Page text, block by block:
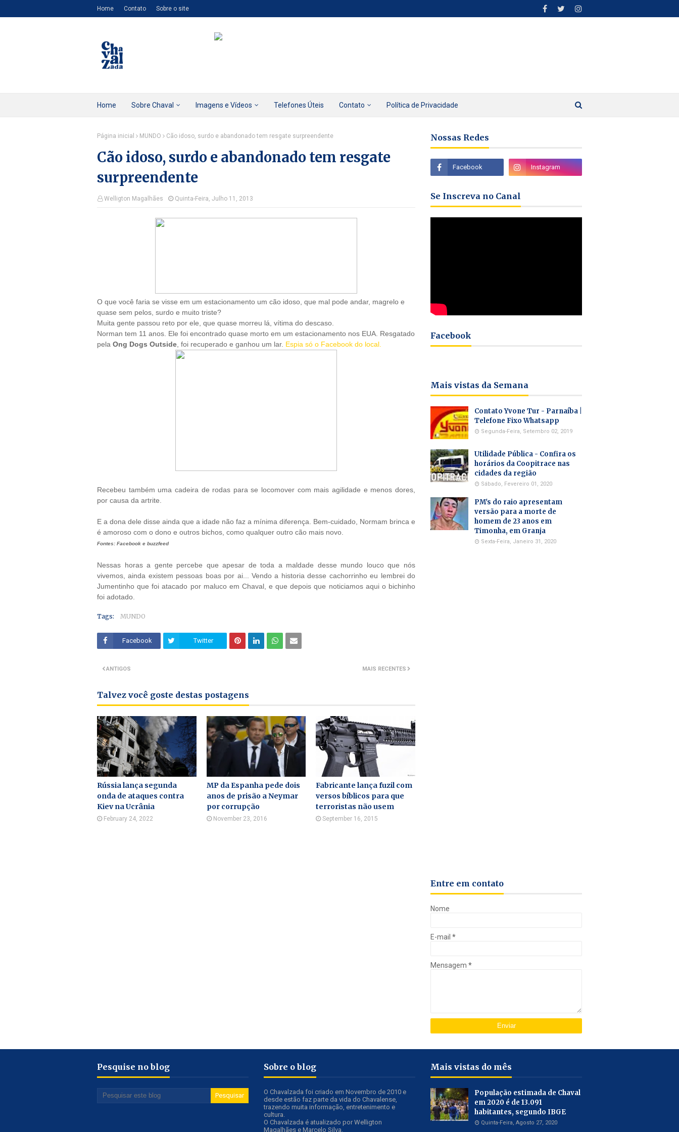
Home Contato Sobre o site
Home Sobre Chaval Imagens e Vídeos Telefones Úteis Contato Política de Privacidade
Página inicial MUNDO Cão idoso, surdo e abandonado tem resgate surpreendente
Cão idoso, surdo e abandonado tem resgate
surpreendente
Welligton Magalhães Quinta-Feira, Julho 11, 2013
O que você faria se visse em um estacionamento um cão idoso, que mal pode andar, magrelo e
quase sem pelos, surdo e muito triste?
Muita gente passou reto por ele, que quase morreu lá, vítima do descaso.
Norman tem 11 anos. Ele foi encontrado quase morto em um estacionamento nos EUA. Resgatado
pela Ong Dogs Outside , foi recuperado e ganhou um lar. Espia só o Facebook do local.
Recebeu também uma cadeira de rodas para se locomover com mais agilidade e menos dores,
por causa da artrite.
E a dona dele disse ainda que a idade não faz a mínima diferença. Bem-cuidado, Normam brinca e
é amoroso com o dono e outros bichos, como qualquer outro cão mais novo.
Fontes: Facebook e buzzfeed
Nessas horas a gente percebe que apesar de toda a maldade desse mundo louco que nós
vivemos, ainda existem pessoas boas por ai... Vendo a historia desse cachorrinho eu lembrei do
Jumentinho que foi atacado por maluco em Chaval, e que depois que noticiamos aqui o bichinho
foi adotado.
Tags: MUNDO
Facebook Twitter
MAIS RECENTES
ANTIGOS
Talvez você goste destas postagens
Rússia lança segunda
onda de ataques contra
Kiev na Ucrânia
February 24, 2022
MP da Espanha pede dois
anos de prisão a Neymar
por corrupção
November 23, 2016
Fabricante lança fuzil com
versos bíblicos para que
terroristas não usem
September 16, 2015
Nossas Redes
Se Inscreva no Canal
Facebook
Mais vistas da Semana
Contato Yvone Tur - Parnaíba |
Telefone Fixo Whatsapp
Segunda-Feira, Setembro 02, 2019
Utilidade Pública - Confira os
horários da Coopitrace nas
cidades da região
Sábado, Fevereiro 01, 2020
PM's do raio apresentam
versão para a morte de
homem de 23 anos em
Timonha, em Granja
Sexta-Feira, Janeiro 31, 2020
Entre em contato
Nome
E-mail *
Mensagem *
Pesquise no blog Sobre o blog
O Chavalzada foi criado em Novembro de 2010 e
desde estão faz parte da vida do Chavalense,
trazendo muita informação, entretenimento e
cultura.
O Chavalzada é atualizado por Welligton
Magalhães e Marcelo Silva.
Mais vistas do mês
População estimada de Chaval
em 2020 é de 13.091
habitantes, segundo IBGE
Quinta-Feira, Agosto 27, 2020